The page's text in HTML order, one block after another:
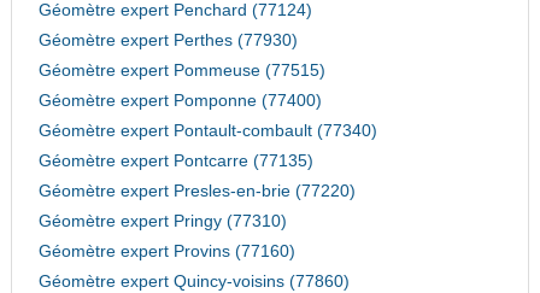
Géomètre expert Penchard (77124)
Géomètre expert Perthes (77930)
Géomètre expert Pommeuse (77515)
Géomètre expert Pomponne (77400)
Géomètre expert Pontault-combault (77340)
Géomètre expert Pontcarre (77135)
Géomètre expert Presles-en-brie (77220)
Géomètre expert Pringy (77310)
Géomètre expert Provins (77160)
Géomètre expert Quincy-voisins (77860)